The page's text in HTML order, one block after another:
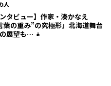
人
ンタビュー】作家・湊かなえ
葉の重み”の究極形」北海道舞台
展望も…